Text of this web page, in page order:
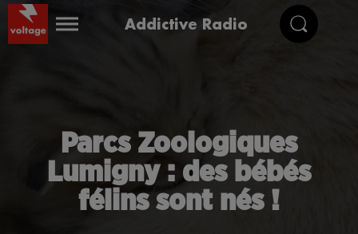
Addictive Radio
Parcs Zoologiques
Lumigny : des bébés
félins sont nés !